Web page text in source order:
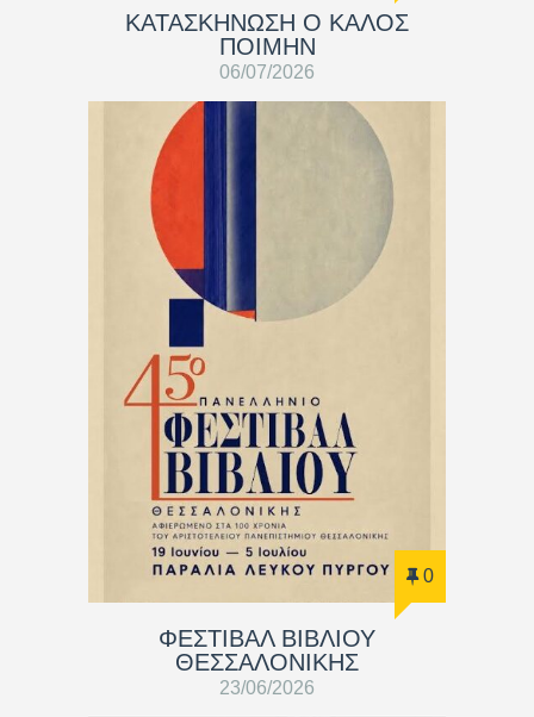
ΚΑΤΑΣΚΗΝΩΣΗ Ο ΚΑΛΟΣ
ΠΟΙΜΗΝ
06/07/2026
0
ΦΕΣΤΙΒΑΛ ΒΙΒΛΙΟΥ
ΘΕΣΣΑΛΟΝΙΚΗΣ
23/06/2026